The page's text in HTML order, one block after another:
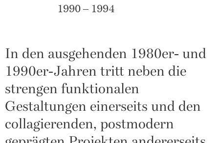
1990 – 1994
In den ausgehenden 1980er- und
1990er-Jahren tritt neben die
strengen funktionalen
Gestaltungen einerseits und den
collagierenden, postmodern